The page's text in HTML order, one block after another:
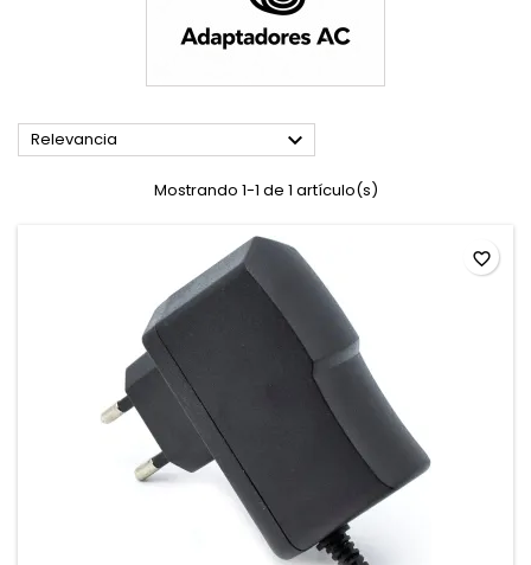
Relevancia 
Mostrando 1-1 de 1 artículo(s)
favorite_border